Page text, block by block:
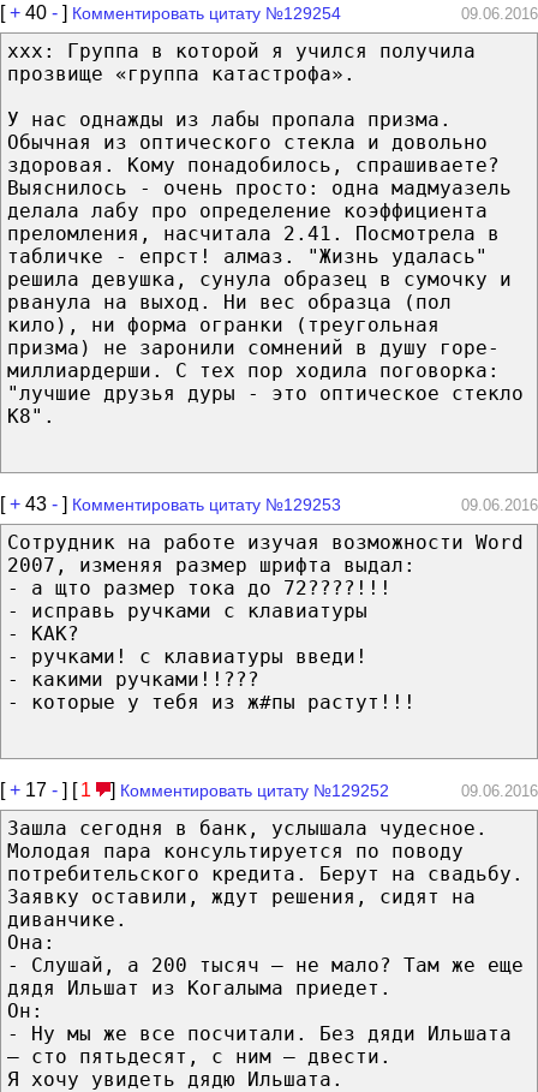
[+ 40 - ] Комментировать цитату №129254 09.06.2016
xxx: Группа в которой я учился получила
прозвище «группа катастрофа».
У нас однажды из лабы пропала призма.
Обычная из оптического стекла и довольно
здоровая. Кому понадобилось, спрашиваете?
Выяснилось - очень просто: одна мадмуазель
делала лабу про определение коэффициента
преломления, насчитала 2.41. Посмотрела в
табличке - епрст! алмаз. "Жизнь удалась"
решила девушка, сунула образец в сумочку и
рванула на выход. Ни вес образца (пол
кило), ни форма огранки (треугольная
призма) не заронили сомнений в душу горе-
миллиардерши. С тех пор ходила поговорка:
"лучшие друзья дуры - это оптическое стекло
K8".
[+ 43 - ] Комментировать цитату №129253 09.06.2016
Сотрудник на работе изучая возможности Word
2007, изменяя размер шрифта выдал:
- а щто размер тока до 72????!!!
- исправь ручками с клавиатуры
- КАК?
- ручками! с клавиатуры введи!
- какими ручками!!???
- которые у тебя из ж#пы растут!!!
[+ 17 - ] [ 1 ] Комментировать цитату №129252 09.06.2016
Зашла сегодня в банк, услышала чудесное.
Молодая пара консультируется по поводу
потребительского кредита. Берут на свадьбу.
Заявку оставили, ждут решения, сидят на
диванчике.
Она:
- Слушай, а 200 тысяч – не мало? Там же еще
дядя Ильшат из Когалыма приедет.
Он:
- Ну мы же все посчитали. Без дяди Ильшата
– сто пятьдесят, с ним – двести.
Я хочу увидеть дядю Ильшата.